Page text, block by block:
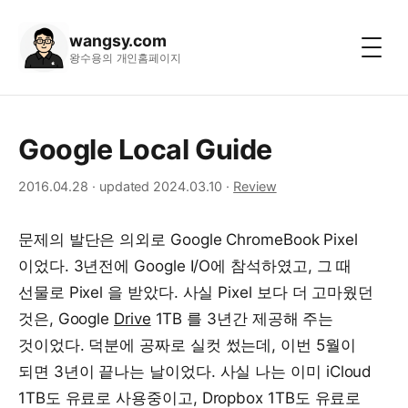
wangsy.com
왕수용의 개인홈페이지
Google Local Guide
2016.04.28 · updated 2024.03.10 · Review
문제의 발단은 의외로 Google ChromeBook Pixel
이었다. 3년전에 Google I/O에 참석하였고, 그 때
선물로 Pixel 을 받았다. 사실 Pixel 보다 더 고마웠던
것은, Google Drive 1TB 를 3년간 제공해 주는
것이었다. 덕분에 공짜로 실컷 썼는데, 이번 5월이
되면 3년이 끝나는 날이었다. 사실 나는 이미 iCloud
1TB도 유료로 사용중이고, Dropbox 1TB도 유료로